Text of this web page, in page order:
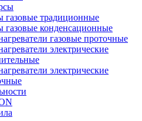
газовые традиционные
газовые конденсационные
газовые проточные
электрические
электрические